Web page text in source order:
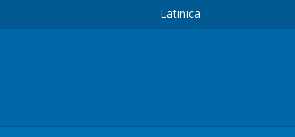
Latinica